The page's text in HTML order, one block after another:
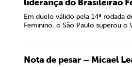
liderança do Brasileirão
Em duelo válido pela 14ª rodada
Feminino, o São Paulo superou o
Nota de pesar – Micael